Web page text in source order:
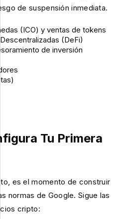
de suspensión inmediata.
(ICO) y ventas de tokens
(DeFi)
de inversión
Tu Primera
es el momento de construir
normas de Google. Sigue las
cripto: